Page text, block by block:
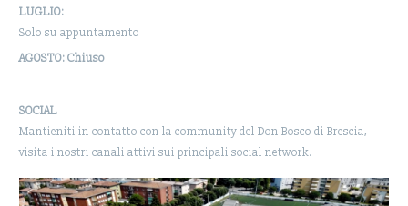
LUGLIO:
Solo su appuntamento
AGOSTO: Chiuso
SOCIAL
Mantieniti in contatto con la community del Don Bosco di Brescia,
visita i nostri canali attivi sui principali social network.